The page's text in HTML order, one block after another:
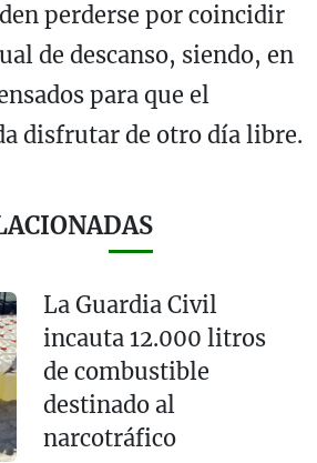
perderse por coincidir
de descanso, siendo, en
para que el
disfrutar de otro día libre.
La Guardia Civil
incauta 12.000 litros
de combustible
destinado al
narcotráfico